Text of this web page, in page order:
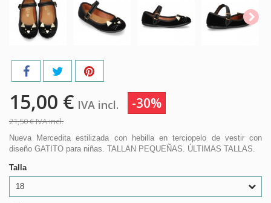
15,00 € IVA incl. -30%
21,50 €IVA incl.
Nueva Mercedita estilizada con hebilla en terciopelo de vestir con
diseño GATITO para niñas. TALLAN PEQUEÑAS. ÚLTIMAS TALLAS.
Talla
18